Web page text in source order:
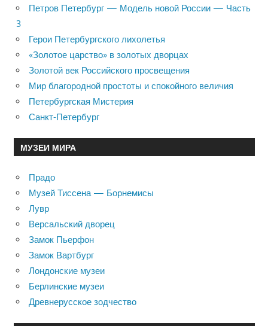
Петров Петербург — Модель новой России — Часть
3
Герои Петербургского лихолетья
«Золотое царство» в золотых дворцах
Золотой век Российского просвещения
Мир благородной простоты и спокойного величия
Петербургская Мистерия
Санкт-Петербург
МУЗЕИ МИРА
Прадо
Музей Тиссена — Борнемисы
Лувр
Версальский дворец
Замок Пьерфон
Замок Вартбург
Лондонские музеи
Берлинские музеи
Древнерусское зодчество